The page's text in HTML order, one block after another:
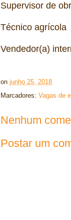
Supervisor de
Técnico agrícola
Vendedor(a)
on junho 25, 2018
Marcadores: Vagas de
Nenhum
Postar um